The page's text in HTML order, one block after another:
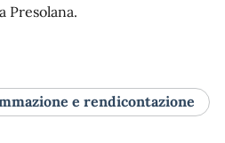
Presolana.
e rendicontazione